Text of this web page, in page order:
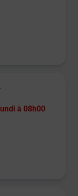
lundi à 08h00